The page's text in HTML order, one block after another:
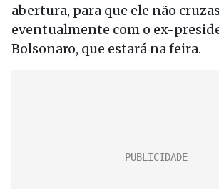
abertura, para que ele não
eventualmente com o ex-
Bolsonaro, que estará na feira.